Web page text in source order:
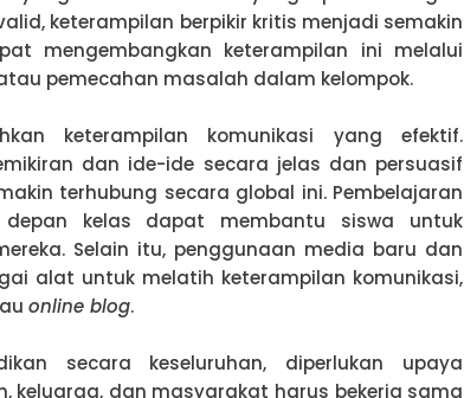
keterampilan berpikir kritis menjadi semakin
mengembangkan keterampilan ini melalui
pemecahan masalah dalam kelompok.
keterampilan komunikasi yang efektif.
dan ide-ide secara jelas dan persuasif
terhubung secara global ini. Pembelajaran
kelas dapat membantu siswa untuk
Selain itu, penggunaan media baru dan
alat untuk melatih keterampilan komunikasi,
online blog.
secara keseluruhan, diperlukan upaya
keluarga, dan masyarakat harus bekerja sama